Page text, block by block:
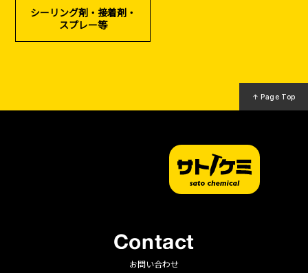
シーリング剤・接着剤・
スプレー等
↑ Page Top
Contact
お問い合わせ